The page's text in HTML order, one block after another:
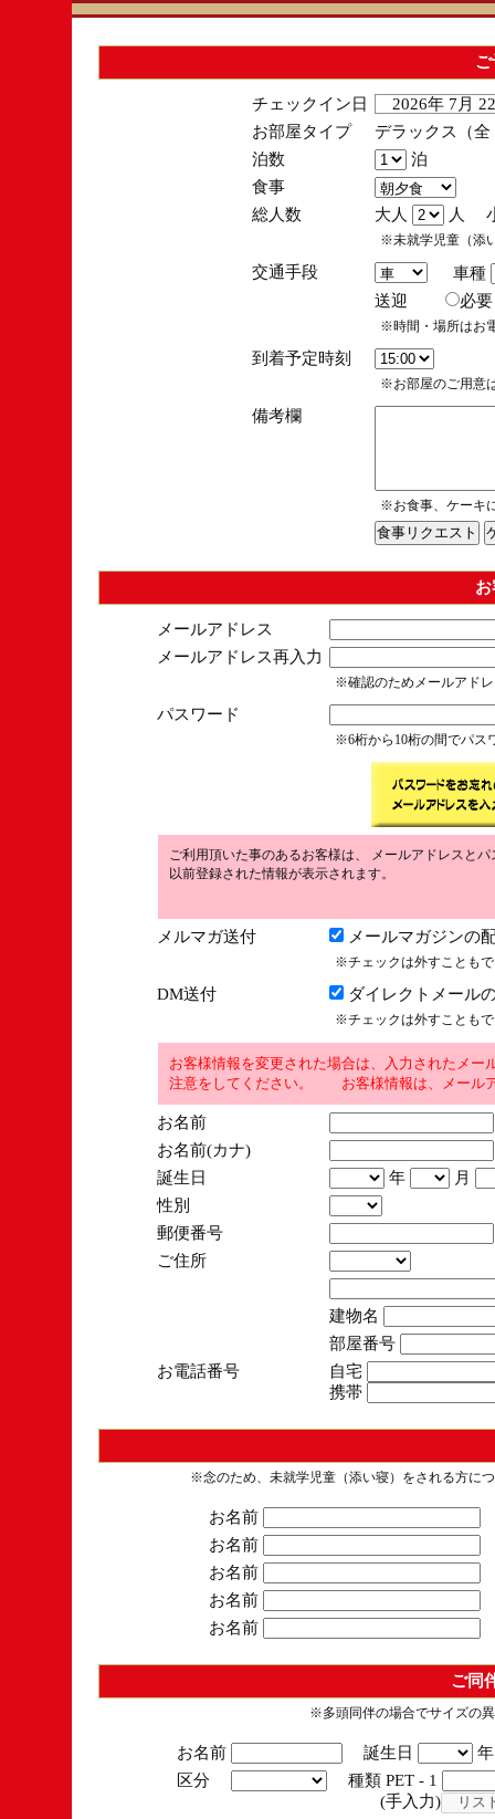
チェックイン日
2026年 7月
お部屋タイプ
デラックス（
泊数
泊
食事
総人数
大人 人
※未就学児童（添
交通手段
車種
送迎
※時間・場所はお
到着予定時刻
※お部屋のご用意
備考欄
※お食事、ケーキ
メールアドレス
メールアドレス再入力
※確認のためメールアド
パスワード
※6桁から10桁の間でパス
ご利用頂いた事のあるお客様は、 メールアドレスと
以前登録された情報が表示されます。
メルマガ送付 メールマガジンの
※チェックは外すことも
DM送付 ダイレクトメール
※チェックは外すことも
お客様情報を変更された場合は、入力されたメ
注意をしてください。 お客様情報は、メール
お名前
お名前(カナ)
誕生日
年
月
性別
郵便番号
ご住所
建物名
部屋番号
お電話番号
自宅
携帯
※念のため、未就学児童（添い寝）をされる方に
お名前
お名前
お名前
お名前
お名前
ご同
※多頭同伴の場合でサイズの
お名前 誕生日
区分
種類 PET - 1
(手入力)